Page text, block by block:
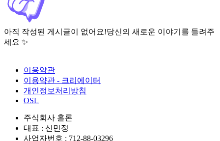
아직 작성된 게시글이 없어요!당신의 새로운 이야기를 들려주
세요 ✨
이용약관
이용약관 - 크리에이터
개인정보처리방침
OSL
주식회사 홀론
대표 : 신민정
사업자번호 : 712-88-03296